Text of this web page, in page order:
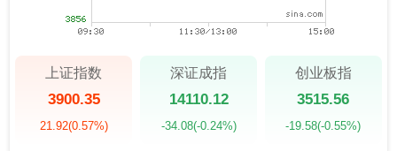
上证指数
3900.35
21.92(0.57%)
深证成指
14110.12
-34.08(-0.24%)
创业板指
3515.56
-19.58(-0.55%)